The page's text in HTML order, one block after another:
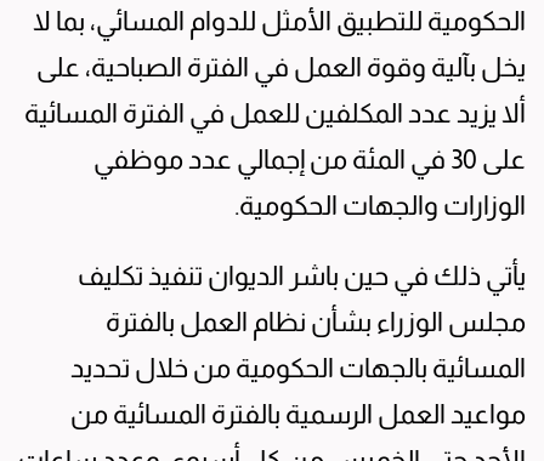
الحكومية للتطبيق الأمثل للدوام المسائي، بما لا
يخل بآلية وقوة العمل في الفترة الصباحية، على
ألا يزيد عدد المكلفين للعمل في الفترة المسائية
على 30 في المئة من إجمالي عدد موظفي
الوزارات والجهات الحكومية.
يأتي ذلك في حين باشر الديوان تنفيذ تكليف
مجلس الوزراء بشأن نظام العمل بالفترة
المسائية بالجهات الحكومية من خلال تحديد
مواعيد العمل الرسمية بالفترة المسائية من